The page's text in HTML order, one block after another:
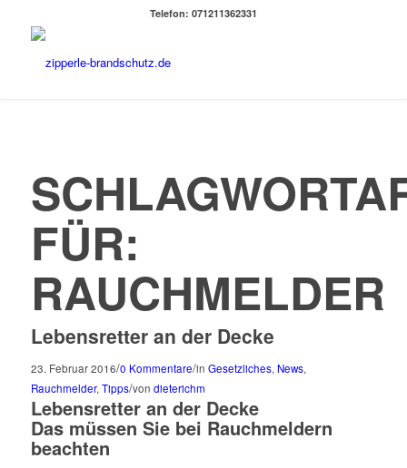
Telefon: 071211362331
FÜR:
RAUCHMELDER
Lebensretter an der Decke
23. Februar 2016/0 Kommentare/in Gesetzliches, News,
Rauchmelder, Tipps/von dieterichm
Lebensretter an der Decke
Das müssen Sie bei Rauchmeldern
beachten